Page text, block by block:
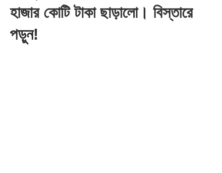
হাজার কোটি টাকা ছাড়ালো। বিস্তারে
পড়ুন!